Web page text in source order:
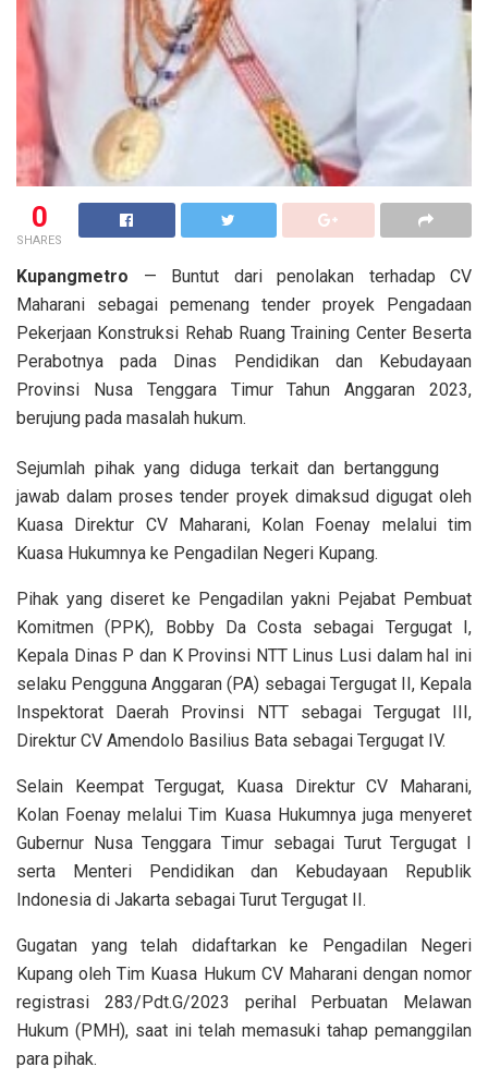
0
SHARES
Kupangmetro — Buntut dari penolakan terhadap CV
Maharani sebagai pemenang tender proyek Pengadaan
Pekerjaan Konstruksi Rehab Ruang Training Center Beserta
Perabotnya pada Dinas Pendidikan dan Kebudayaan
Provinsi Nusa Tenggara Timur Tahun Anggaran 2023,
berujung pada masalah hukum.
Sejumlah pihak yang diduga terkait dan bertanggung
jawab dalam proses tender proyek dimaksud digugat oleh
Kuasa Direktur CV Maharani, Kolan Foenay melalui tim
Kuasa Hukumnya ke Pengadilan Negeri Kupang.
Pihak yang diseret ke Pengadilan yakni Pejabat Pembuat
Komitmen (PPK), Bobby Da Costa sebagai Tergugat I,
Kepala Dinas P dan K Provinsi NTT Linus Lusi dalam hal ini
selaku Pengguna Anggaran (PA) sebagai Tergugat II, Kepala
Inspektorat Daerah Provinsi NTT sebagai Tergugat III,
Direktur CV Amendolo Basilius Bata sebagai Tergugat IV.
Selain Keempat Tergugat, Kuasa Direktur CV Maharani,
Kolan Foenay melalui Tim Kuasa Hukumnya juga menyeret
Gubernur Nusa Tenggara Timur sebagai Turut Tergugat I
serta Menteri Pendidikan dan Kebudayaan Republik
Indonesia di Jakarta sebagai Turut Tergugat II.
Gugatan yang telah didaftarkan ke Pengadilan Negeri
Kupang oleh Tim Kuasa Hukum CV Maharani dengan nomor
registrasi 283/Pdt.G/2023 perihal Perbuatan Melawan
Hukum (PMH), saat ini telah memasuki tahap pemanggilan
para pihak.